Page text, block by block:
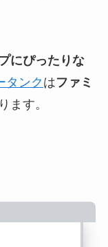
にぴったりな
タンク はファミ
ます。